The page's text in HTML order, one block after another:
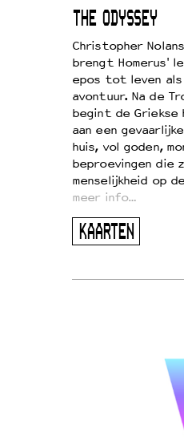
THE ODYSSEY
Christopher
brengt Homerus'
epos tot leven
avontuur. Na de
begint de Griekse
aan een
huis, vol goden,
beproevingen die
menselijkheid op
meer info…
KAARTEN